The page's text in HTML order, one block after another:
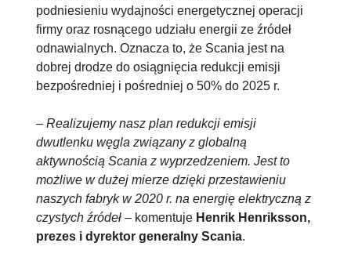
podniesieniu wydajności energetycznej operacji
firmy oraz rosnącego udziału energii ze źródeł
odnawialnych. Oznacza to, że Scania jest na
dobrej drodze do osiągnięcia redukcji emisji
bezpośredniej i pośredniej o 50% do 2025 r.
– Realizujemy nasz plan redukcji emisji
dwutlenku węgla związany z globalną
aktywnością Scania z wyprzedzeniem. Jest to
możliwe w dużej mierze dzięki przestawieniu
naszych fabryk w 2020 r. na energię elektryczną z
czystych źródeł – komentuje Henrik Henriksson,
prezes i dyrektor generalny Scania.